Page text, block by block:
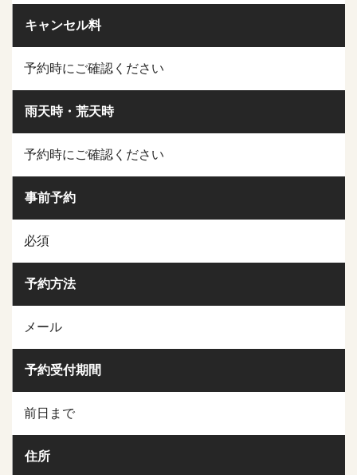
キャンセル料
予約時にご確認ください
雨天時・荒天時
予約時にご確認ください
事前予約
必須
予約方法
メール
予約受付期間
前日まで
住所